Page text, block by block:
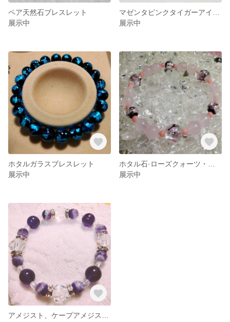
ペア天然石ブレスレット
展示中
展示中
ホタルガラスブレスレット
展示中
展示中